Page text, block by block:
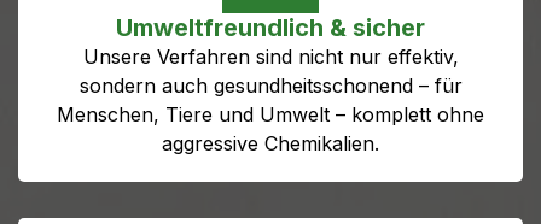
Umweltfreundlich & sicher
Unsere Verfahren sind nicht nur effektiv,
sondern auch gesundheitsschonend – für
Menschen, Tiere und Umwelt – komplett ohne
aggressive Chemikalien.